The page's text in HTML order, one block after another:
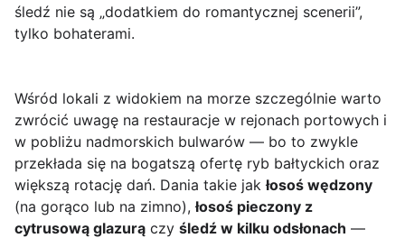
śledź nie są „dodatkiem do romantycznej scenerii”,
tylko bohaterami.
Wśród lokali z widokiem na morze szczególnie warto
zwrócić uwagę na restauracje w rejonach portowych i
w pobliżu nadmorskich bulwarów — bo to zwykle
przekłada się na bogatszą ofertę ryb bałtyckich oraz
większą rotację dań. Dania takie jakłosoś wędzony
(na gorąco lub na zimno),łosoś pieczony z
cytrusową glazurą czy śledź w kilku odsłonach —